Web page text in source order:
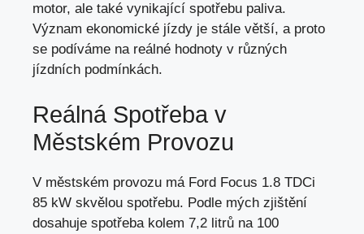
motor, ale také vynikající spotřebu paliva.
Význam ekonomické jízdy je stále větší, a proto
se podíváme na reálné hodnoty v různých
jízdních podmínkách.
Reálná Spotřeba v
Městském Provozu
V městském provozu má Ford Focus 1.8 TDCi
85 kW skvělou spotřebu. Podle mých zjištění
dosahuje spotřeba kolem 7,2 litrů na 100